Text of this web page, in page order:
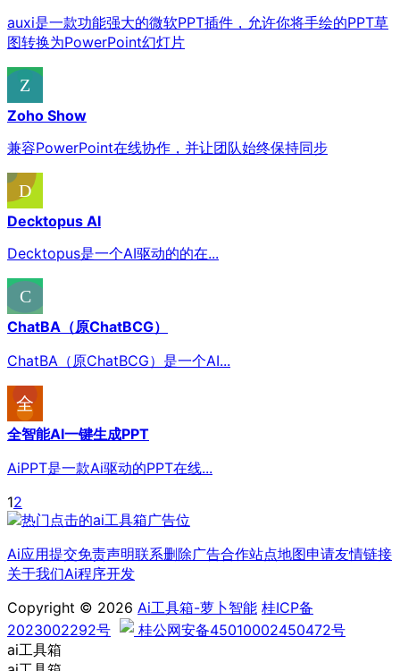
auxi是一款功能强大的微软PPT插件，允许你将手绘的PPT草
图转换为PowerPoint幻灯片
Zoho Show
兼容PowerPoint在线协作，并让团队始终保持同步
Decktopus AI
Decktopus是一个AI驱动的的在...
ChatBA（原ChatBCG）
ChatBA（原ChatBCG）是一个AI...
全智能AI一键生成PPT
AiPPT是一款Ai驱动的PPT在线...
12
Ai应用提交免责声明联系删除广告合作站点地图申请友情链接
关于我们Ai程序开发
Copyright © 2026 Ai工具箱-萝卜智能 桂ICP备
2023002292号
桂公网安备45010002450472号
ai工具箱